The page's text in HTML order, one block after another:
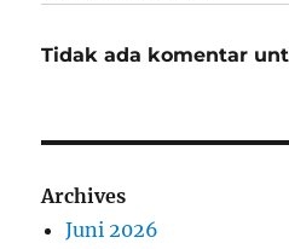
Tidak ada komentar
Archives
Juni 2026